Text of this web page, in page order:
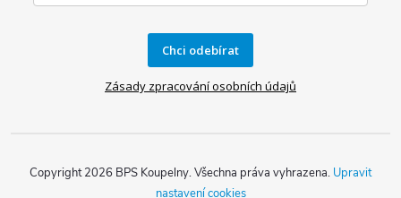
Chci odebírat
Zásady zpracování osobních údajů
Copyright 2026 BPS Koupelny. Všechna práva vyhrazena. Upravit
nastavení cookies